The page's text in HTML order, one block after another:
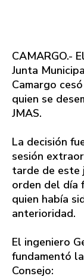
CAMARGO.-
Junta
Camargo
quien se
JMAS.
La decisión
sesión
tarde de este
orden del día
quien había
anterioridad.
El ingeniero
fundamentó
Consejo: